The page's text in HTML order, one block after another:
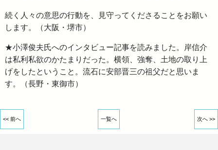
続く人々の意思の行動を、見守ってくださることをお願い
します。（大阪・堺市）
★小澤俊夫氏へのインタビュー記事を読みました。岸信介
は私利私欲のかたまりだった。横領、強奪、土地の取り上
げをしたということ。流石に安部晋三の祖父だと思いま
す。（長野・東御市）
<< 前へ 一覧へ 次へ >>